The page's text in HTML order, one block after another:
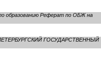
образованию Реферат по ОБЖ на
ПЕТЕРБУРГСКИЙ ГОСУДАРСТВЕННЫЙ